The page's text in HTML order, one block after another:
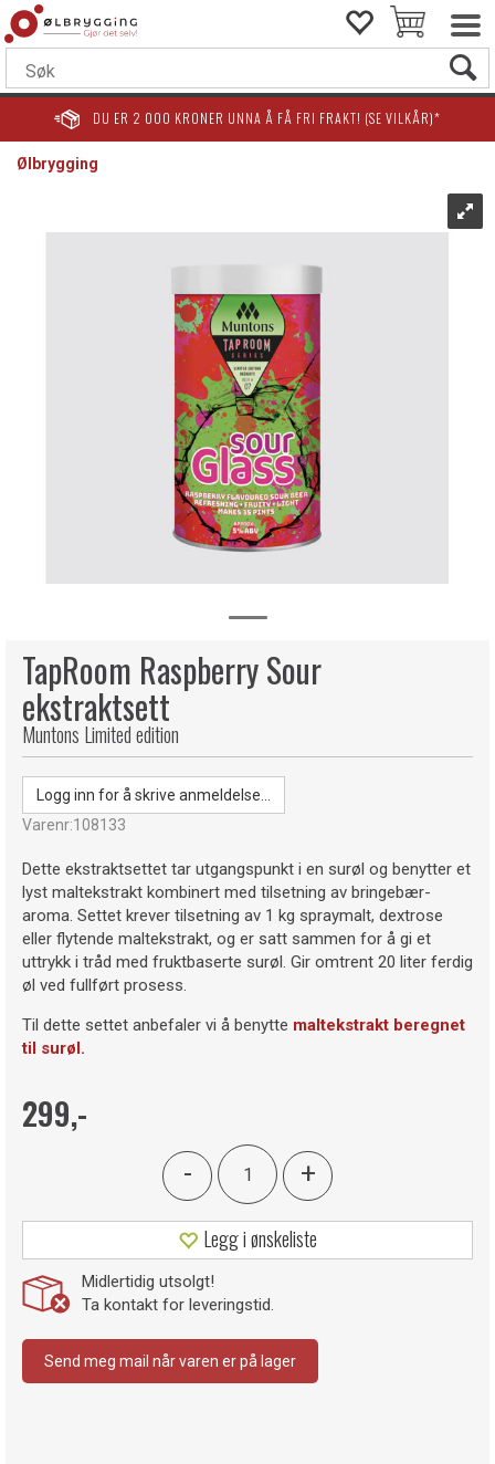
DU ER 2 000 KRONER UNNA Å FÅ FRI FRAKT! (SE VILKÅR)*
Ølbrygging
TapRoom Raspberry Sour
ekstraktsett
Muntons Limited edition
Logg inn for å skrive anmeldelse...
Varenr:108133
Dette ekstraktsettet tar utgangspunkt i en surøl og benytter et
lyst maltekstrakt kombinert med tilsetning av bringebær­
aroma. Settet krever tilsetning av 1 kg spraymalt, dextrose
eller flytende maltekstrakt, og er satt sammen for å gi et
uttrykk i tråd med fruktbaserte surøl. Gir omtrent 20 liter ferdig
øl ved fullført prosess.
Til dette settet anbefaler vi å benytte maltekstrakt beregnet
til surøl.
299,-
- +
Legg i ønskeliste
Midlertidig utsolgt!
Ta kontakt for leveringstid.
Send meg mail når varen er på lager